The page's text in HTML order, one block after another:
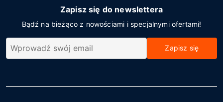
Zapisz się do newslettera
Bądź na bieżąco z nowościami i specjalnymi ofertami!
Zapisz się